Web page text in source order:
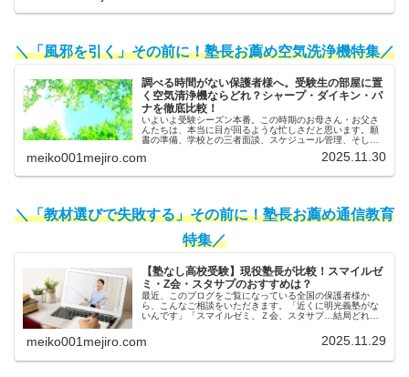
＼「風邪を引く」その前に！塾長お薦め空気洗浄機特集／
調べる時間がない保護者様へ。受験生の部屋に置
く空気清浄機ならどれ？シャープ・ダイキン・パ
ナを徹底比較！
いよいよ受験シーズン本番。この時期のお母さん・お父さ
んたちは、本当に目が回るような忙しさだと思います。願
書の準備、学校との三者面談、スケジュール管理、そして
ほどあるのに、時間がいくらあって...
meiko001mejiro.com 2025.11.30
＼「教材選びで失敗する」その前に！塾長お薦め通信教育
特集／
【塾なし高校受験】現役塾長が比較！スマイルゼ
ミ・Z会・スタサプのおすすめは？
最近、このブログをご覧になっている全国の保護者様か
ら、こんなご相談をいただきます。「近くに明光義塾がな
いんです」「スマイルゼミ、Ｚ会、スタサプ…結局どれが
meiko001mejiro.com 2025.11.29